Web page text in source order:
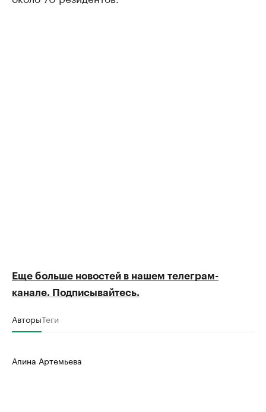
Еще больше новостей в нашем телеграм-
канале. Подписывайтесь.
АвторыТеги
Алина Артемьева